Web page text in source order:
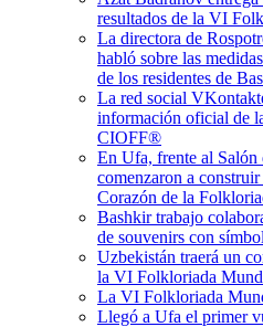
resultados de la VI
La directora de
habló sobre las
de los residentes de
La red social
información oficial de
CIOFF®
En Ufa, frente al Salón
comenzaron a
Corazón de la
Bashkir trabajo
de souvenirs con
Uzbekistán traerá un
la VI Folkloriada
La VI Folkloriada
Llegó a Ufa el primer